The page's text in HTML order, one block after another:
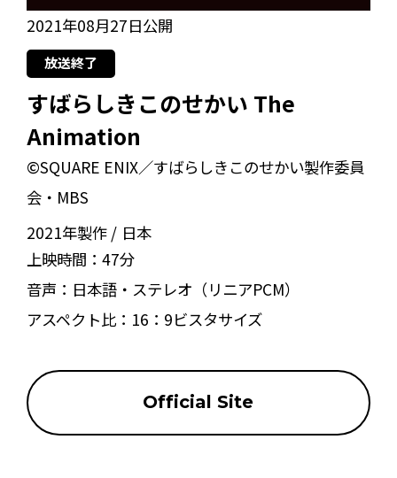
2021年08月27日公開
放送終了
すばらしきこのせかい The
Animation
©SQUARE ENIX／すばらしきこのせかい製作委員
会・MBS
2021年製作
日本
上映時間： 47分
音声： 日本語・ステレオ（リニアPCM）
アスペクト比： 16：9ビスタサイズ
Official Site